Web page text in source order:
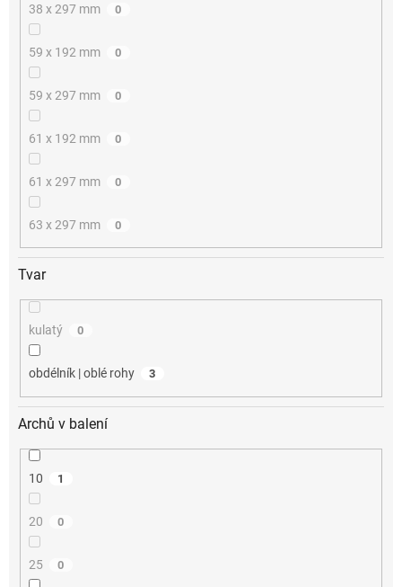
38 x 297 mm 0
59 x 192 mm 0
59 x 297 mm 0
61 x 192 mm 0
61 x 297 mm 0
63 x 297 mm 0
Tvar
kulatý 0
obdélník | oblé rohy 3
Archů v balení
10 1
20 0
25 0